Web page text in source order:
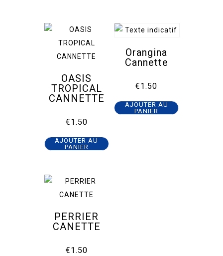
OASIS
TROPICAL
CANNETTE
€1.50
AJOUTER AU
PANIER
Orangina
Cannette
€1.50
AJOUTER AU
PANIER
PERRIER
CANETTE
€1.50